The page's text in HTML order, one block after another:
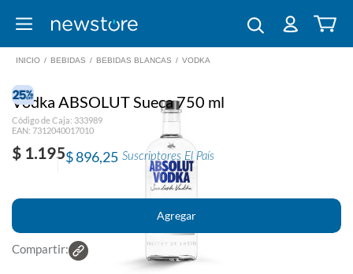
INICIO / BEBIDAS / BEBIDAS BLANCAS / VODKA
Vodka ABSOLUT Sueca 750 ml
Código de Caja: 333989
EAN: 7312040017010
$ 1.195 Suscriptores El País
$ 896,25
Compartir: